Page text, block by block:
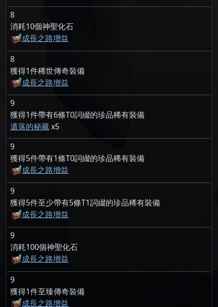
8
消耗10個神聖化石
成長之路增益
8
獲得1件稀世傳奇裝備
成長之路增益
9
獲得1件帶有6條T0詞綴的珍品稀有裝備
遺落的秘藏 5
9
獲得5件帶有1條T0詞綴的珍品稀有裝備
成長之路增益
9
獲得5件至少帶有5條T1詞綴的珍品稀有裝備
成長之路增益
9
消耗100個神聖化石
成長之路增益
9
獲得1件至臻傳奇裝備
成長之路增益